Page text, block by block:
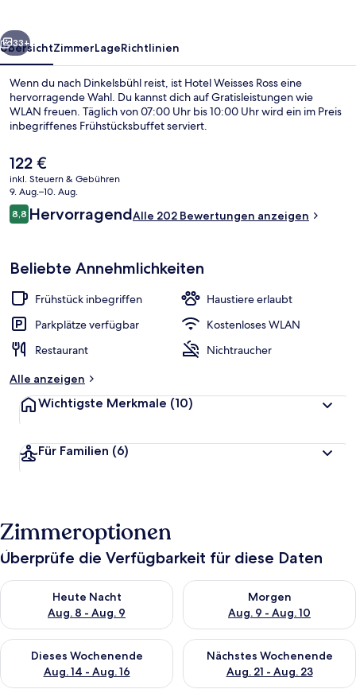
Terrasse/Patio
Weiter
33+
ÜbersichtZimmerLageRichtlinien
Wenn du nach Dinkelsbühl reist, ist Hotel Weisses Ross eine
hervorragende Wahl. Du kannst dich auf Gratisleistungen wie
WLAN freuen. Täglich von 07:00 Uhr bis 10:00 Uhr wird ein im Preis
inbegriffenes Frühstücksbuffet serviert.
Der
aktuelle
Preis
beträgt
122 €.
122 €
inkl. Steuern & Gebühren
9. Aug.–10. Aug.
Bewertungen
8,88,8 von 10.
HervorragendAlle 202 Bewertungen anzeigen
Beliebte Annehmlichkeiten
Frühstück inbegriffen
Haustiere erlaubt
Parkplätze verfügbar
Kostenloses WLAN
Restaurant
Nichtraucher
Alle anzeigen
Wichtigste Merkmale (10)
Für Familien (6)
Zimmeroptionen
Überprüfe die Verfügbarkeit für diese Daten
Heute Nacht
Aug. 8 - Aug. 9
Überprüfe die Verfügbarkeit für heute Nacht, Aug. 8 - Aug. 9.
Morgen
Aug. 9 - Aug. 10
Überprüfe die Verfügbarkeit
Dieses Wochenende
Aug. 14 - Aug. 16
Überprüfe die Verfügbarkeit für dieses Wochenende, Aug. 14
Nächstes Wochenende
Aug. 21 - Aug. 23
Überprüfe die Verfügbarkeit